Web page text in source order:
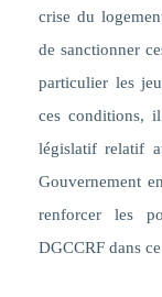
crise du
de sanctionner
particulier les
ces conditions,
législatif relatif
Gouvernement
renforcer les
DGCCRF dans